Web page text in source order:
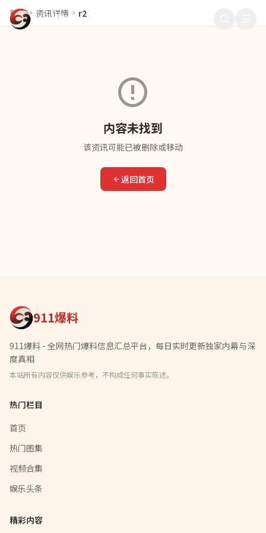
911爆料
首页 资讯详情 r2
内容未找到
该资讯可能已被删除或移动
返回首页
911爆料
911爆料 - 全网热门爆料信息汇总平台，每日实时更新独家内幕与深
度真相
本站所有内容仅供娱乐参考，不构成任何事实陈述。
热门栏目
首页
热门图集
视频合集
娱乐头条
精彩内容